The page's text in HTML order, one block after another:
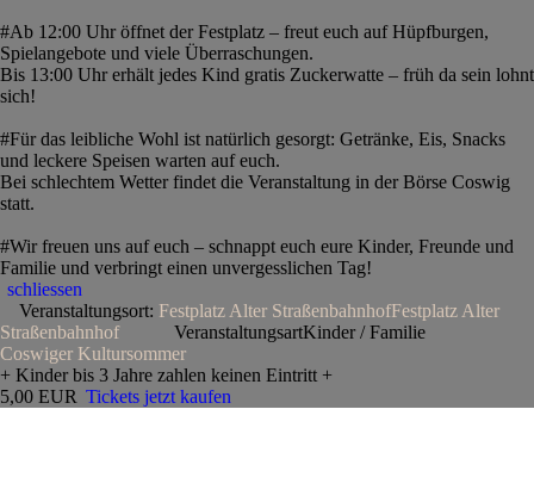
#Ab 12:00 Uhr öffnet der Festplatz – freut euch auf Hüpfburgen,
Spielangebote und viele Überraschungen.
Bis 13:00 Uhr erhält jedes Kind gratis Zuckerwatte – früh da sein lohnt
sich!
#Für das leibliche Wohl ist natürlich gesorgt: Getränke, Eis, Snacks
und leckere Speisen warten auf euch.
Bei schlechtem Wetter findet die Veranstaltung in der Börse Coswig
statt.
#Wir freuen uns auf euch – schnappt euch eure Kinder, Freunde und
Familie und verbringt einen unvergesslichen Tag!
schliessen
Veranstaltungsort: Festplatz Alter StraßenbahnhofFestplatz Alter
Straßenbahnhof
VeranstaltungsartKinder / Familie
Coswiger Kultursommer
+ Kinder bis 3 Jahre zahlen keinen Eintritt +
5,00 EUR Tickets jetzt kaufen